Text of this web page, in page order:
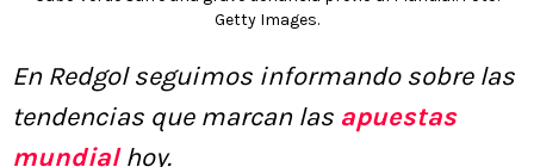
Getty Images.
En Redgol seguimos informando sobre las
tendencias que marcan las apuestas
mundialhoy.